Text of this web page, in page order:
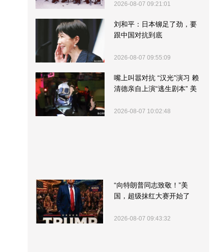
2026-08-07 09:21:01
刘和平：日本铆足了劲，要
跟中国对抗到底
2026-08-07 09:55:09
嘴上叫嚣对抗 “汉光”演习 赖
清德亲自上演“逃生剧本” 美
2026-08-07 10:02:48
“向特朗普同志致敬！”美
国，超级抹红大赛开始了
2026-08-07 09:43:32